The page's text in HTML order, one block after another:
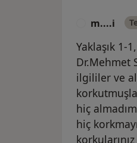
m....i
Yaklaşık 1-
Dr.Mehmet
ilgililer ve
hiç
hiç